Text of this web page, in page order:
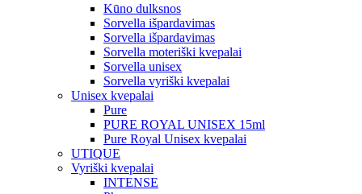
Kūno dulksnos
Sorvella išpardavimas
Sorvella išpardavimas
Sorvella moteriški kvepalai
Sorvella unisex
Sorvella vyriški kvepalai
Unisex kvepalai
Pure
PURE ROYAL UNISEX 15ml
Pure Royal Unisex kvepalai
UTIQUE
Vyriški kvepalai
INTENSE